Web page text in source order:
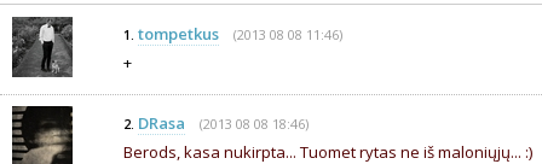
1. tompetkus (2013 08 08 11:46)
+
2. DRasa (2013 08 08 18:46)
Berods, kasa nukirpta... Tuomet rytas ne iš maloniųjų... :)